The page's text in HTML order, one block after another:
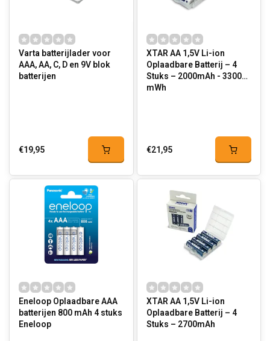
Varta batterijlader voor
AAA, AA, C, D en 9V blok
batterijen
€19,95
XTAR AA 1,5V Li-ion
Oplaadbare Batterij – 4
Stuks – 2000mAh - 3300
mWh
€21,95
Eneloop Oplaadbare AAA
batterijen 800 mAh 4 stuks
Eneloop
XTAR AA 1,5V Li-ion
Oplaadbare Batterij – 4
Stuks – 2700mAh